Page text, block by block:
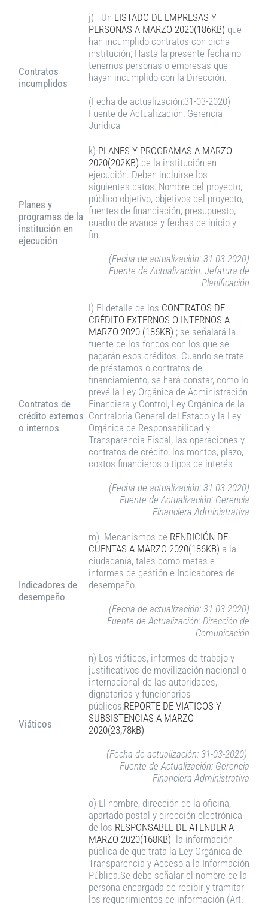
Contratos
incumplidos
j) Un LISTADO DE EMPRESAS Y
PERSONAS A MARZO 2020(186KB) que
han incumplido contratos con dicha
institución; Hasta la presente fecha no
tenemos personas o empresas que
hayan incumplido con la Dirección.
(Fecha de actualización:31-03-2020)
Fuente de Actualización: Gerencia
Jurídica
Planes y
programas de la
institución en
ejecución
k) PLANES Y PROGRAMAS A MARZO
2020(202KB) de la institución en
ejecución. Deben incluirse los
siguientes datos: Nombre del proyecto,
público objetivo, objetivos del proyecto,
fuentes de financiación, presupuesto,
cuadro de avance y fechas de inicio y
fin.
(Fecha de actualización: 31-03-2020)
Fuente de Actualización: Jefatura de
Planificación
Contratos de
crédito externos
o internos
l) El detalle de los CONTRATOS DE
CRÉDITO EXTERNOS O INTERNOS A
MARZO 2020 (186KB) ; se señalará la
fuente de los fondos con los que se
pagarán esos créditos. Cuando se trate
de préstamos o contratos de
financiamiento, se hará constar, como lo
prevé la Ley Orgánica de Administración
Financiera y Control, Ley Orgánica de la
Contraloría General del Estado y la Ley
Orgánica de Responsabilidad y
Transparencia Fiscal, las operaciones y
contratos de crédito, los montos, plazo,
costos financieros o tipos de interés
(Fecha de actualización: 31-03-2020)
Fuente de Actualización: Gerencia
Financiera Administrativa
Indicadores de
desempeño
m) Mecanismos de RENDICIÓN DE
CUENTAS A MARZO 2020(186KB) a la
ciudadanía, tales como metas e
informes de gestión e Indicadores de
desempeño.
(Fecha de actualización: 31-03-2020)
Fuente de Actualización: Dirección de
Comunicación
Viáticos
n) Los viáticos, informes de trabajo y
justificativos de movilización nacional o
internacional de las autoridades,
dignatarios y funcionarios
públicos;REPORTE DE VIATICOS Y
SUBSISTENCIAS A MARZO
2020(23,78kB)
(Fecha de actualización: 31-03-2020)
Fuente de Actualización: Gerencia
Financiera Administrativa
o) El nombre, dirección de la oficina,
apartado postal y dirección electrónica
de los RESPONSABLE DE ATENDER A
MARZO 2020(168KB) la información
pública de que trata la Ley Orgánica de
Transparencia y Acceso a la Información
Pública.Se debe señalar el nombre de la
persona encargada de recibir y tramitar
los requerimientos de información (Art.